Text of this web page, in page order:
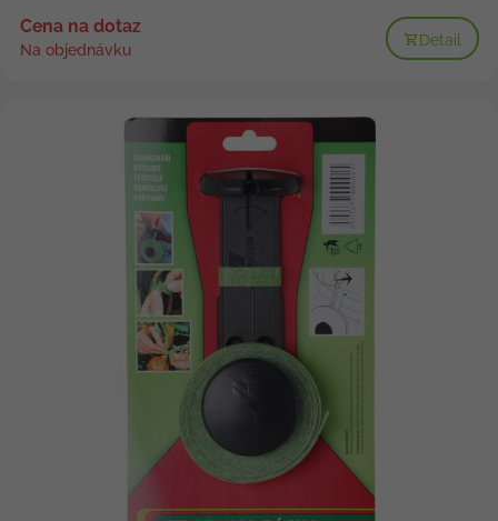
Cena na dotaz
Na objednávku
Detail